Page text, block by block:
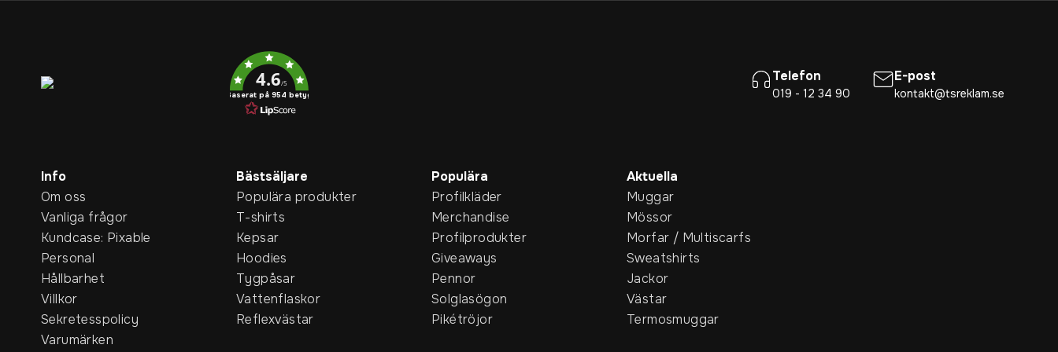
4.6/5
Baserat på 954 betyg
Telefon
019 - 12 34 90
E-post
kontakt@tsreklam.se
Info
Om oss
Vanliga frågor
Kundcase: Pixable
Personal
Hållbarhet
Villkor
Sekretesspolicy
Varumärken
Bästsäljare
Populära produkter
T-shirts
Kepsar
Hoodies
Tygpåsar
Vattenflaskor
Reflexvästar
Populära
Profilkläder
Merchandise
Profilprodukter
Giveaways
Pennor
Solglasögon
Pikétröjor
Aktuella
Muggar
Mössor
Morfar / Multiscarfs
Sweatshirts
Jackor
Västar
Termosmuggar